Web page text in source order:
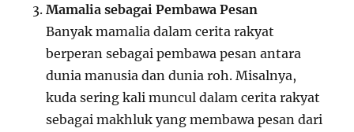
Mamalia sebagai Pembawa Pesan
Banyak mamalia dalam cerita rakyat
berperan sebagai pembawa pesan antara
dunia manusia dan dunia roh. Misalnya,
kuda sering kali muncul dalam cerita rakyat
sebagai makhluk yang membawa pesan dari